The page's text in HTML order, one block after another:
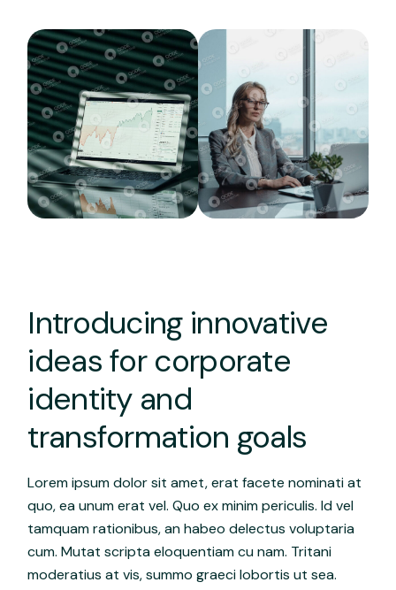
Introducing innovative
ideas for corporate
identity and
transformation goals
Lorem ipsum dolor sit amet, erat facete nominati at
quo, ea unum erat vel. Quo ex minim periculis. Id vel
tamquam rationibus, an habeo delectus voluptaria
cum. Mutat scripta eloquentiam cu nam. Tritani
moderatius at vis, summo graeci lobortis ut sea.